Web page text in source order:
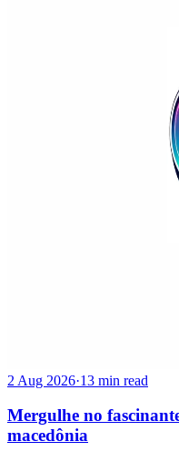
2 Aug 2026·13 min read
Mergulhe no
macedônia